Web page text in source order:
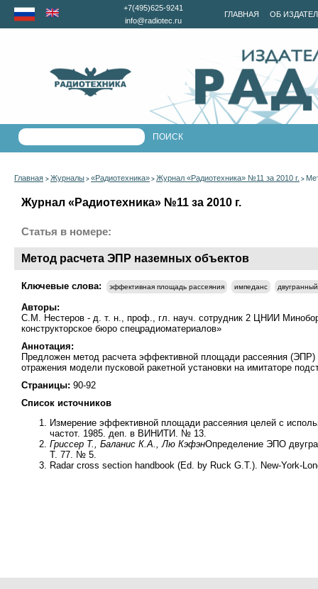
ГЛАВНАЯ ОБ
+7(495)625-9241
info@radiotec.ru
Главная > Журналы > «Радиотехника» > Журнал «Радиотехника» №11 за 2010 г. >
Журнал «Радиотехника» №11 за 2010 г.
Статья в номере:
Метод расчета ЭПР наземных объектов
Ключевые слова: эффективная площадь рассеяния импеданс
Авторы:
С.М. Нестеров - д. т. н., проф., гл. науч. сотрудник 2 ЦНИИ
конструкторское бюро спецрадиоматериалов»
Аннотация:
Предложен метод расчета эффективной площади рассеяния (ЭПР)
отражения модели пусковой ракетной установки на имитаторе
Страницы: 90-92
Список источников
Измерение эффективной площади рассеяния целей с
частот. 1985. деп. в ВИНИТИ. № 13.
Гриссер Т., Баланис К.А., Лю КэфэнОпределение ЭПО
Т. 77. № 5.
Radar cross section handbook (Ed. by Ruck G.T.). New-York-